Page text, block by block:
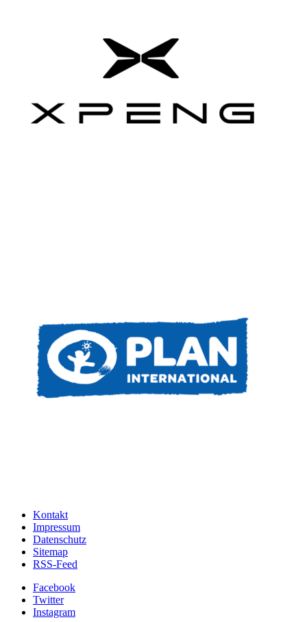
Kontakt
Impressum
Datenschutz
Sitemap
RSS-Feed
Facebook
Twitter
Instagram